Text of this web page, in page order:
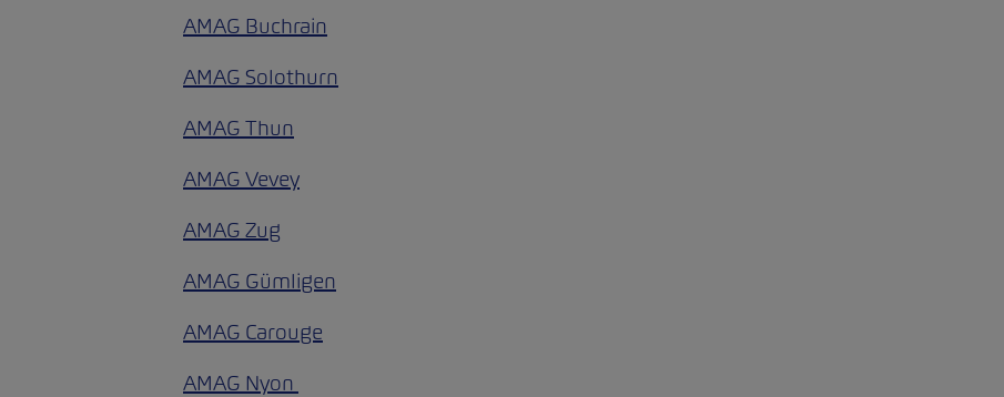
AMAG Buchrain
AMAG Solothurn
AMAG Thun
AMAG Vevey
AMAG Zug
AMAG Gümligen
AMAG Carouge
AMAG Nyon